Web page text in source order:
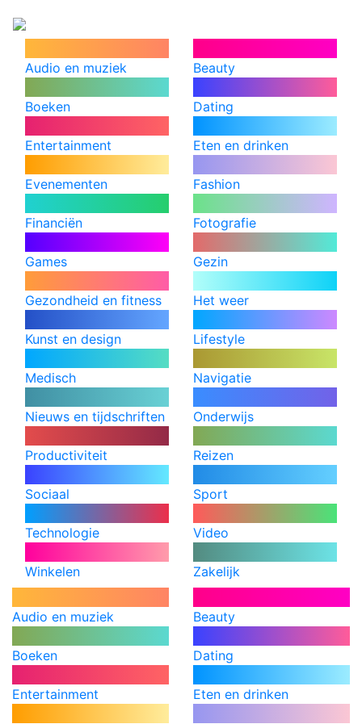
Audio en muziek Beauty
Boeken Dating
Entertainment Eten en drinken
Evenementen Fashion
Financiën Fotografie
Games Gezin
Gezondheid en fitness Het weer
Kunst en design Lifestyle
Medisch Navigatie
Nieuws en tijdschriften Onderwijs
Productiviteit Reizen
Sociaal Sport
Technologie Video
Winkelen Zakelijk
Audio en muziek Beauty
Boeken Dating
Entertainment Eten en drinken